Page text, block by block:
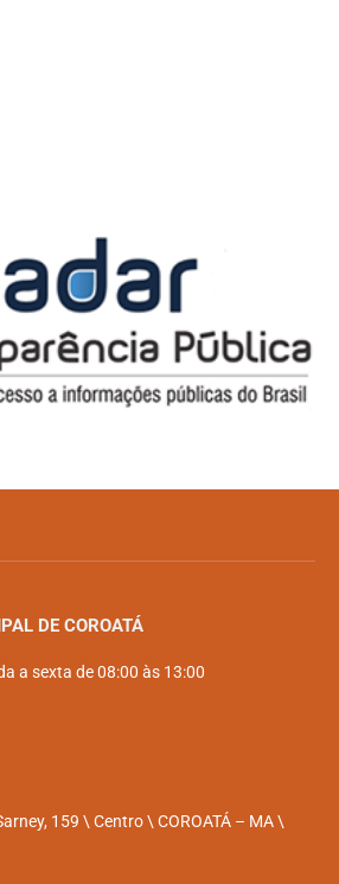
DE COROATÁ
a sexta de 08:00 às 13:00
159 \ Centro \ COROATÁ – MA \